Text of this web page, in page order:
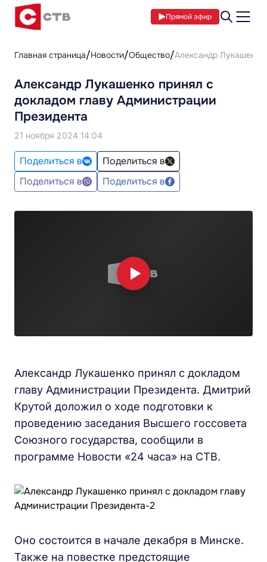
Прямой эфир
Главная страница Новости Общество Александр Лукашенко
Александр Лукашенко принял с
докладом главу Администрации
Президента
21 ноября 2024 14:04
Поделиться в
Поделиться в
Поделиться в
Поделиться в
Александр Лукашенко принял с докладом
главу Администрации Президента. Дмитрий
Крутой доложил о ходе подготовки к
проведению заседания Высшего госсовета
Союзного государства, сообщили в
программе Новости «24 часа» на СТВ.
Оно состоится в начале декабря в Минске.
Также на повестке предстоящие